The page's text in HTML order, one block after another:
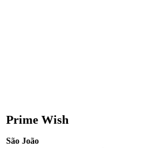
Prime Wish
São João